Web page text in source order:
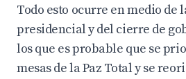
Todo esto ocurre en medio de
presidencial y del cierre de
los que es probable que se
mesas de la Paz Total y se